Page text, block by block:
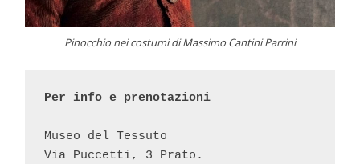
Pinocchio nei costumi di Massimo Cantini Parrini
Per info e prenotazioni
Museo del Tessuto
Via Puccetti, 3 Prato.